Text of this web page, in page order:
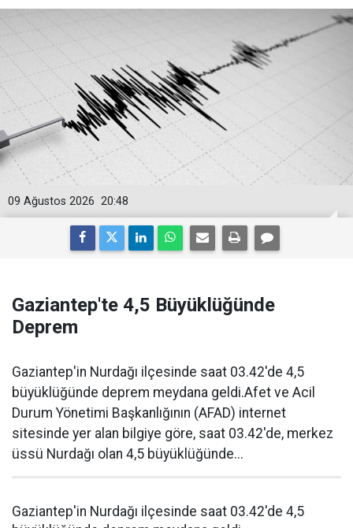
20:48
09 Ağustos 2026
Gaziantep'te 4,5 Büyüklüğünde
Deprem
Gaziantep'in Nurdağı ilçesinde saat 03.42'de 4,5
büyüklüğünde deprem meydana geldi.Afet ve Acil
Durum Yönetimi Başkanlığının (AFAD) internet
sitesinde yer alan bilgiye göre, saat 03.42'de, merkez
üssü Nurdağı olan 4,5 büyüklüğünde...
Gaziantep'in Nurdağı ilçesinde saat 03.42'de 4,5